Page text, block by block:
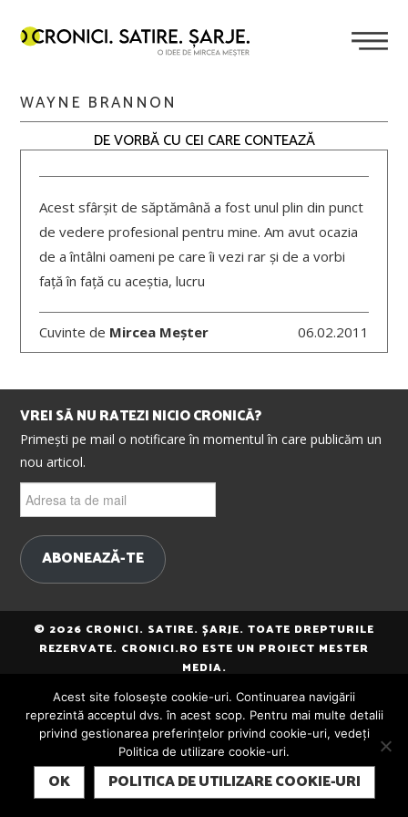
WAYNE BRANNON
DE VORBĂ CU CEI CARE CONTEAZĂ
Acest sfârșit de săptămână a fost unul plin din punct
de vedere profesional pentru mine. Am avut ocazia
de a întâlni oameni pe care îi vezi rar și de a vorbi
față în față cu aceștia, lucru
Cuvinte de Mircea Meșter 06.02.2011
VREI SĂ NU RATEZI NICIO CRONICĂ?
Primești pe mail o notificare în momentul în care publicăm un
nou articol.
ta
mail
ABONEAZĂ-TE
© 2026 CRONICI. SATIRE. ȘARJE. TOATE DREPTURILE
REZERVATE. CRONICI.RO ESTE UN PROIECT MESTER
MEDIA.
SUBSCRIBE
Acest site folosește cookie-uri. Continuarea navigării
reprezintă acceptul dvs. în acest scop. Pentru mai multe detalii
privind gestionarea preferințelor privind cookie-uri, vedeți
Politica de utilizare cookie-uri.
OK POLITICA DE UTILIZARE COOKIE-URI